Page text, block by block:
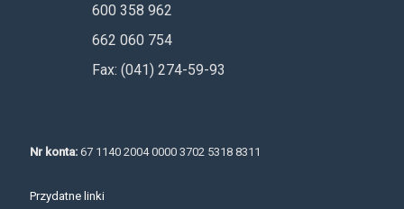
600 358 962
662 060 754
Fax: (041) 274-59-93
Nr konta: 67 1140 2004 0000 3702 5318 8311
Przydatne linki